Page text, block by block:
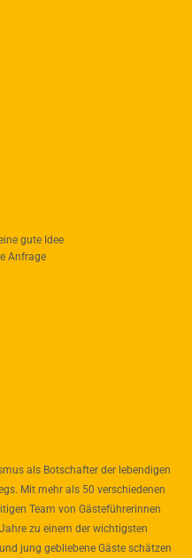
gute Idee
Anfrage
als Botschafter der lebendigen
Mit mehr als 50 verschiedenen
Team von Gästeführerinnen
zu einem der wichtigsten
jung gebliebene Gäste schätzen